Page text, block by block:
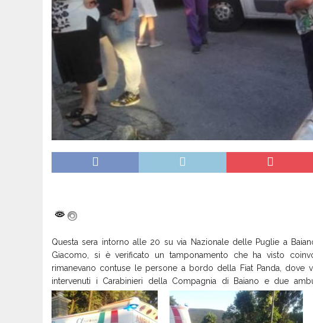
Questa sera intorno alle 20 su via Nazionale delle Puglie a
Giacomo, si è verificato un tamponamento che ha visto
rimanevano contuse le persone a bordo della Fiat Panda, dove
intervenuti i Carabinieri della Compagnia di Baiano e due